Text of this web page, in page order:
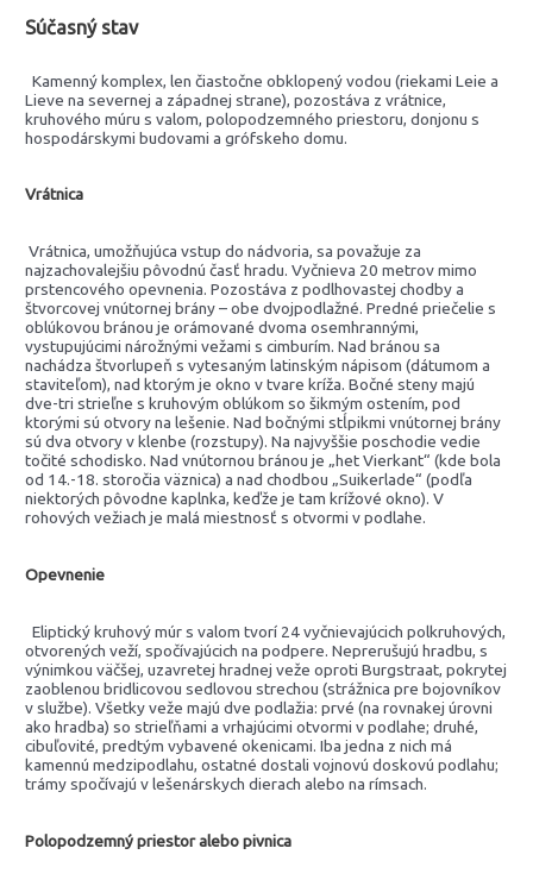
Súčasný stav
Kamenný komplex, len čiastočne obklopený vodou (riekami Leie a
Lieve na severnej a západnej strane), pozostáva z vrátnice,
kruhového múru s valom, polopodzemného priestoru, donjonu s
hospodárskymi budovami a grófskeho domu.
Vrátnica
Vrátnica, umožňujúca vstup do nádvoria, sa považuje za
najzachovalejšiu pôvodnú časť hradu. Vyčnieva 20 metrov mimo
prstencového opevnenia. Pozostáva z podlhovastej chodby a
štvorcovej vnútornej brány – obe dvojpodlažné. Predné priečelie s
oblúkovou bránou je orámované dvoma osemhrannými,
vystupujúcimi nárožnými vežami s cimburím. Nad bránou sa
nachádza štvorlupeň s vytesaným latinským nápisom (dátumom a
staviteľom), nad ktorým je okno v tvare kríža. Bočné steny majú
dve-tri strieľne s kruhovým oblúkom so šikmým ostením, pod
ktorými sú otvory na lešenie. Nad bočnými stĺpikmi vnútornej brány
sú dva otvory v klenbe (rozstupy). Na najvyššie poschodie vedie
točité schodisko. Nad vnútornou bránou je „het Vierkant“ (kde bola
od 14.-18. storočia väznica) a nad chodbou „Suikerlade“ (podľa
niektorých pôvodne kaplnka, keďže je tam krížové okno). V
rohových vežiach je malá miestnosť s otvormi v podlahe.
Opevnenie
Eliptický kruhový múr s valom tvorí 24 vyčnievajúcich polkruhových,
otvorených veží, spočívajúcich na podpere. Neprerušujú hradbu, s
výnimkou väčšej, uzavretej hradnej veže oproti Burgstraat, pokrytej
zaoblenou bridlicovou sedlovou strechou (strážnica pre bojovníkov
v službe). Všetky veže majú dve podlažia: prvé (na rovnakej úrovni
ako hradba) so strieľňami a vrhajúcimi otvormi v podlahe; druhé,
cibuľovité, predtým vybavené okenicami. Iba jedna z nich má
kamennú medzipodlahu, ostatné dostali vojnovú doskovú podlahu;
trámy spočívajú v lešenárskych dierach alebo na rímsach.
Polopodzemný priestor alebo pivnica